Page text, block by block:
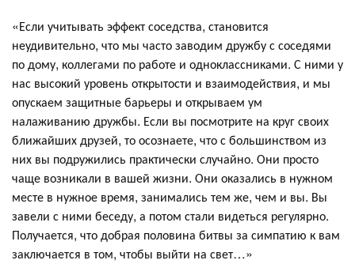
«Если учитывать эффект соседства, становится
неудивительно, что мы часто заводим дружбу с соседями
по дому, коллегами по работе и одноклассниками. С ними у
нас высокий уровень открытости и взаимодействия, и мы
опускаем защитные барьеры и открываем ум
налаживанию дружбы. Если вы посмотрите на круг своих
ближайших друзей, то осознаете, что с большинством из
них вы подружились практически случайно. Они просто
чаще возникали в вашей жизни. Они оказались в нужном
месте в нужное время, занимались тем же, чем и вы. Вы
завели с ними беседу, а потом стали видеться регулярно.
Получается, что добрая половина битвы за симпатию к вам
заключается в том, чтобы выйти на свет…»